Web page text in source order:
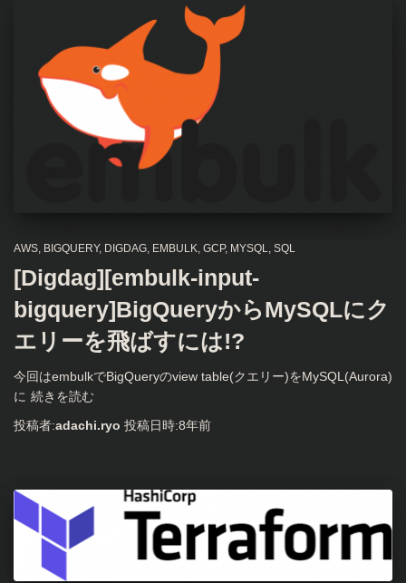
AWS BIGQUERY DIGDAG EMBULK GCP MYSQL SQL
[Digdag][embulk-input-
bigquery]BigQueryからMySQLにク
エリーを飛ばすには!?
今回はembulkでBigQueryのview table(クエリー)をMySQL(Aurora)
に 続きを読む
投稿者:adachi.ryo 投稿日時:8年前